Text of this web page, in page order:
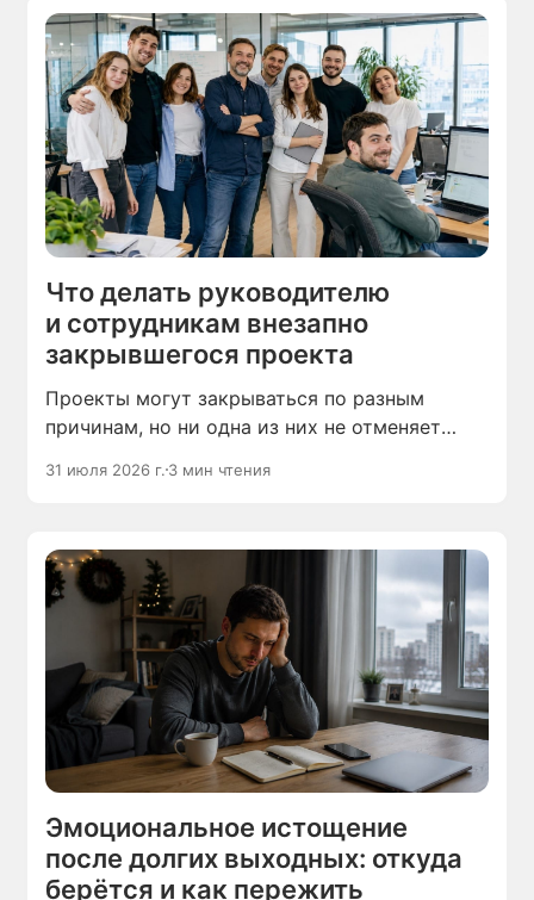
Что делать руководителю
и сотрудникам внезапно
закрывшегося проекта
Проекты могут закрываться по разным
причинам, но ни одна из них не отменяет
этого процесса.
31 июля 2026 г. 3 мин чтения
Эмоциональное истощение
после долгих выходных: откуда
берётся и как пережить